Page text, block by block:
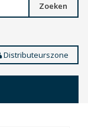
Zoeken
Distributeurszone